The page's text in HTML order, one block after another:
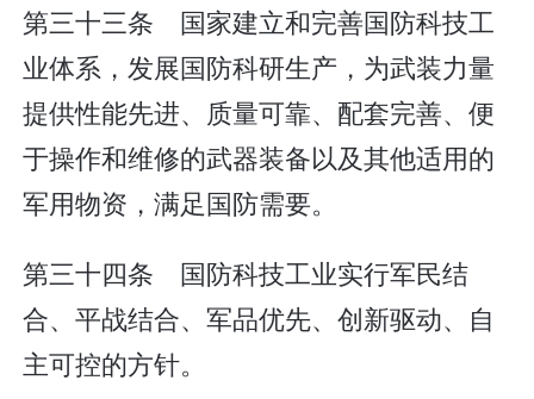
第三十三条 国家建立和完善国防科技工
业体系，发展国防科研生产，为武装力量
提供性能先进、质量可靠、配套完善、便
于操作和维修的武器装备以及其他适用的
军用物资，满足国防需要。
第三十四条 国防科技工业实行军民结
合、平战结合、军品优先、创新驱动、自
主可控的方针。